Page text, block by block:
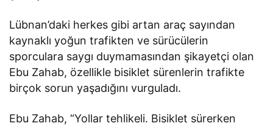
Lübnan’daki herkes gibi artan araç sayından
kaynaklı yoğun trafikten ve sürücülerin
sporculara saygı duymamasından şikayetçi olan
Ebu Zahab, özellikle bisiklet sürenlerin trafikte
birçok sorun yaşadığını vurguladı.
Ebu Zahab, “Yollar tehlikeli. Bisiklet sürerken